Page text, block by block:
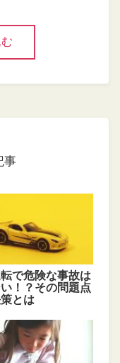
事
で危険な事故は
！？その問題点
とは